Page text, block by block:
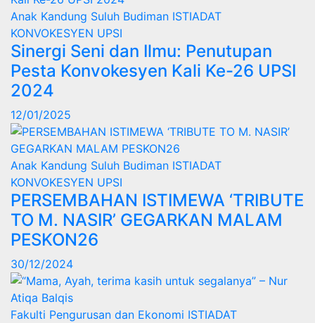
Anak Kandung Suluh Budiman ISTIADAT
KONVOKESYEN UPSI
Sinergi Seni dan Ilmu: Penutupan
Pesta Konvokesyen Kali Ke-26 UPSI
2024
12/01/2025
Anak Kandung Suluh Budiman ISTIADAT
KONVOKESYEN UPSI
PERSEMBAHAN ISTIMEWA ‘TRIBUTE
TO M. NASIR’ GEGARKAN MALAM
PESKON26
30/12/2024
Fakulti Pengurusan dan Ekonomi ISTIADAT